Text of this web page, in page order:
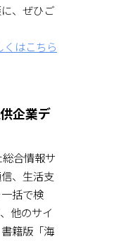
、ぜひご
くはこちら
企業デ
合情報サ
、生活支
括で検
他のサイ
籍版「海